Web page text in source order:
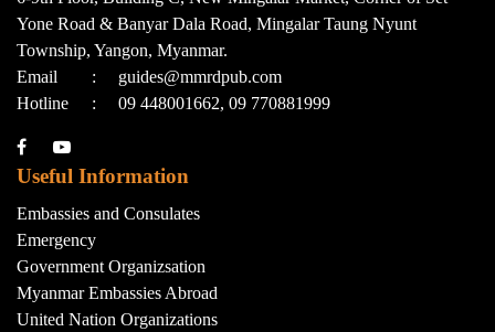
Yone Road & Banyar Dala Road, Mingalar Taung Nyunt
Township, Yangon, Myanmar.
Email
:
guides@mmrdpub.com
Hotline
: 09 448001662, 09 770881999
Useful Information
Embassies and Consulates
Emergency
Government Organizsation
Myanmar Embassies Abroad
United Nation Organizations